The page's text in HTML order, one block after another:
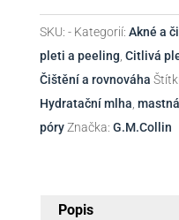
-
G.M.Collin
množství
SKU: - Kategorií: Akné a
pleti a peeling, Citlivá
Čištění a rovnováha
Hydratační mlha,
póry Značka: G.M.Collin
Popis